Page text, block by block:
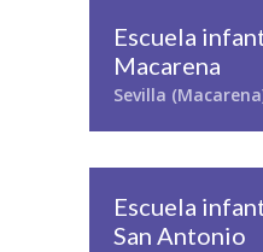
Escuela
Macarena
Sevilla
Escuela
San Antonio